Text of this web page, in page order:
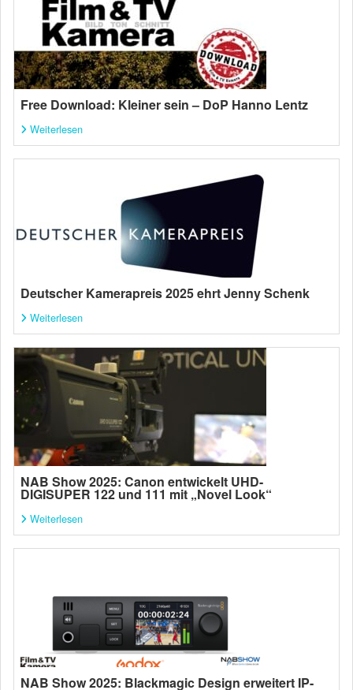
Free Download: Kleiner sein – DoP Hanno Lentz
Weiterlesen
Deutscher Kamerapreis 2025 ehrt Jenny Schenk
Weiterlesen
NAB Show 2025: Canon entwickelt UHD-
DIGISUPER 122 und 111 mit „Novel Look“
Weiterlesen
NAB Show 2025: Blackmagic Design erweitert IP-